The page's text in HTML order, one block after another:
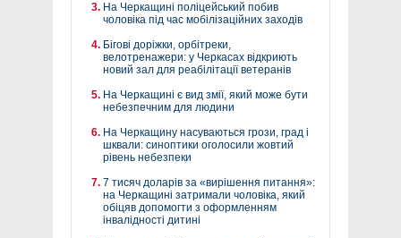
На Черкащині поліцейський побив
чоловіка під час мобілізаційних заходів
Бігові доріжки, орбітреки,
велотренажери: у Черкасах відкриють
новий зал для реабілітації ветеранів
На Черкащині є вид змії, який може бути
небезпечним для людини
На Черкащину насуваються грози, град і
шквали: синоптики оголосили жовтий
рівень небезпеки
7 тисяч доларів за «вирішення питання»:
на Черкащині затримали чоловіка, який
обіцяв допомогти з оформленням
інвалідності дитині